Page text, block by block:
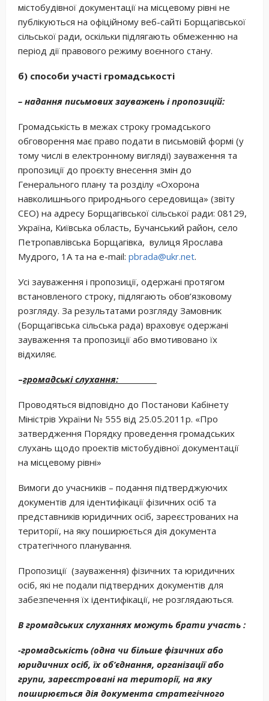
містобудівної документації на місцевому рівні не
публікуються на офіційному веб-сайті Борщагівської
сільської ради, оскільки підлягають обмеженню на
період дії правового режиму воєнного стану.
б) способи участі громадськості
– надання письмових зауважень і пропозицій:
Громадськість в межах строку громадського
обговорення має право подати в письмовій формі (у
тому числі в електронному вигляді) зауваження та
пропозиції до проєкту внесення змін до
Генерального плану та розділу «Охорона
навколишнього природнього середовища» (звіту
СЕО) на адресу Борщагівської сільської ради: 08129,
Україна, Київська область, Бучанський район, село
Петропавлівська Борщагівка, вулиця Ярослава
Мудрого, 1А та на e-mail: pbrada@ukr.net.
Усі зауваження і пропозиції, одержані протягом
встановленого строку, підлягають обов’язковому
розгляду. За результатами розгляду Замовник
(Борщагівська сільська рада) враховує одержані
зауваження та пропозиції або вмотивовано їх
відхиляє.
–громадські слухання:
Проводяться відповідно до Постанови Кабінету
Міністрів України № 555 від 25.05.2011р. «Про
затвердження Порядку проведення громадських
слухань щодо проектів містобудівної документації
на місцевому рівні»
Вимоги до учасників – подання підтверджуючих
документів для ідентифікації фізичних осіб та
представників юридичних осіб, зареєстрованих на
території, на яку поширюється дія документа
стратегічного планування.
Пропозиції (зауваження) фізичних та юридичних
осіб, які не подали підтвердних документів для
забезпечення їх ідентифікації, не розглядаються.
В громадських слуханнях можуть брати участь :
-громадськість (одна чи більше фізичних або
юридичних осіб, їх об’єднання, організації або
групи, зареєстровані на території, на яку
поширюється дія документа стратегічного